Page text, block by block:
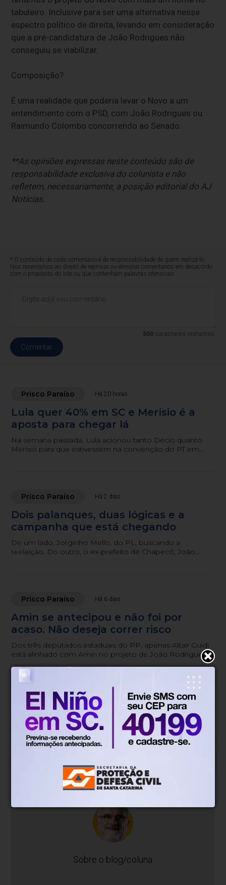
tabuleiro. Inclusive para ser uma alternativa nesse
espectro político de direita, levando em consideração
que a pré-candidatura de João Rodrigues não
conseguiu se viabilizar.
Composição?
É uma realidade que poderia levar o Novo a um
entendimento com o PSD, com João Rodrigues ou
Raimundo Colombo concorrendo ao Senado.
**As opiniões expressas neste conteúdo são de
responsabilidade exclusiva do colunista e não
refletem, necessariamente, a posição editorial do AJ
Notícias.
* O conteúdo de cada comentário é de responsabilidade de quem realizá-lo.
Nos reservamos ao direito de reprovar ou eliminar comentários em desacordo
com o propósito do site ou que contenham palavras ofensivas.
500caracteres restantes.
Comentar
Prisco Paraíso Há 20 horas
Lula quer 40% em SC e Merísio é a
aposta para chegar lá
Na semana passada, Lula acionou tanto Décio quanto
Merísio para que estivessem na convenção do PT em
Prisco Paraíso Há 2 dias
Dois palanques, duas lógicas e a
campanha que está chegando
De um lado, Jorginho Mello, do PL, buscando a
reeleição. Do outro, o ex-prefeito de Chapecó, João
Prisco Paraíso Há 6 dias
Amin se antecipou e não foi por
acaso. Não deseja correr risco
Dos três deputados estaduais do PP, apenas Altair Guidi
está alinhado com Amin no projeto de João Rodrigues
Prisco Paraíso Há 7 dias
O azarão que salvou o MDB do
vexame e que entrou na disputa
Nem o número 15 do MDB daria o ar de sua graça.
Sobre o blog/coluna